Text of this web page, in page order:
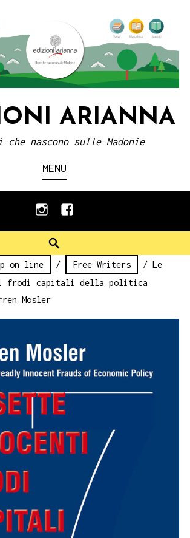
ARIANNA
nascono sulle Madonie
MENU
instagramfacebook
on line / Free Writers
/ Le
frodi capitali della politica
Mosler